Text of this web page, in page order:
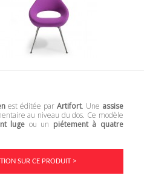
est éditée par Artifort. Une assise
au niveau du dos. Ce modèle
luge ou un piétement à quatre
SUR CE PRODUIT >